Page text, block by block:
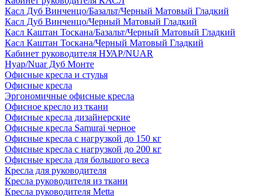
Касл Дуб Винченцо/Базальт/Черный Матовый Гладкий
Касл Дуб Винченцо/Черный Матовый Гладкий
Касл Каштан Тоскана/Базальт/Черный Матовый Гладкий
Касл Каштан Тоскана/Черный Матовый Гладкий
Кабинет руководителя НУАР/NUAR
Нуар/Nuar Дуб Монте
Офисные кресла и стулья
Офисные кресла
Эргономичные офисные кресла
Офисное кресло из ткани
Офисные кресла дизайнерские
Офисные кресла Samurai черное
Офисные кресла с нагрузкой до 150 кг
Офисные кресла с нагрузкой до 200 кг
Офисные кресла для большого веса
Кресла для руководителя
Кресла руководителя из ткани
Кресла руководителя Metta